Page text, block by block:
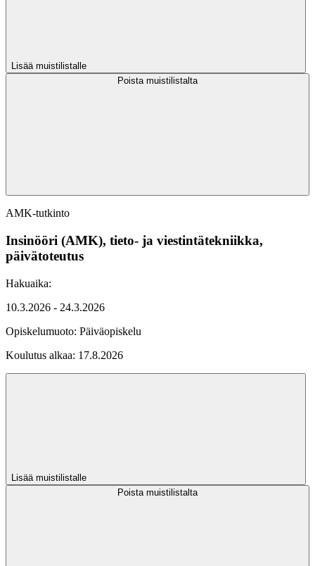
Lisää muistilistalle
Poista muistilistalta
AMK-tutkinto
Insinööri (AMK), tieto- ja viestintätekniikka,
päivätoteutus
Hakuaika:
10.3.2026 - 24.3.2026
Opiskelumuoto: Päiväopiskelu
Koulutus alkaa: 17.8.2026
Lisää muistilistalle
Poista muistilistalta